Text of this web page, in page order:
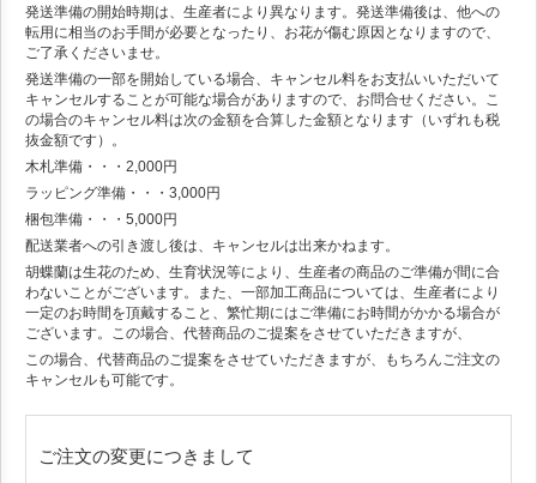
発送準備の開始時期は、生産者により異なります。発送準備後は、他への
転用に相当のお手間が必要となったり、お花が傷む原因となりますので、
ご了承くださいませ。
発送準備の一部を開始している場合、キャンセル料をお支払いいただいて
キャンセルすることが可能な場合がありますので、お問合せください。こ
の場合のキャンセル料は次の金額を合算した金額となります（いずれも税
抜金額です）。
木札準備・・・2,000円
ラッピング準備・・・3,000円
梱包準備・・・5,000円
配送業者への引き渡し後は、キャンセルは出来かねます。
胡蝶蘭は生花のため、生育状況等により、生産者の商品のご準備が間に合
わないことがございます。また、一部加工商品については、生産者により
一定のお時間を頂戴すること、繁忙期にはご準備にお時間がかかる場合が
ございます。この場合、代替商品のご提案をさせていただきますが、
この場合、代替商品のご提案をさせていただきますが、もちろんご注文の
キャンセルも可能です。
ご注文の変更につきまして